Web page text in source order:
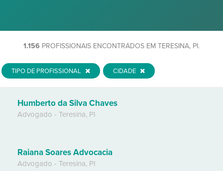
1.156 PROFISSIONAIS ENCONTRADOS EM TERESINA, PI.
TIPO DE PROFISSIONAL CIDADE
Humberto da Silva Chaves
Advogado - Teresina, PI
Raiana Soares Advocacia
Advogado - Teresina, PI